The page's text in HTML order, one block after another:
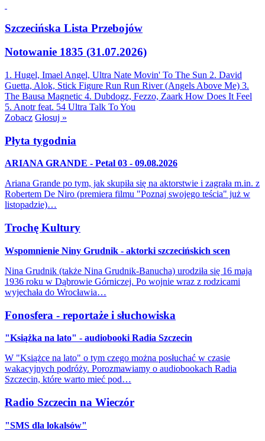
Szczecińska Lista Przebojów
Notowanie 1835 (31.07.2026)
1. Hugel, Imael Angel, Ultra Nate Movin' To The Sun 2. David
Guetta, Alok, Stick Figure Run Run River (Angels Above Me) 3.
The Bausa Magnetic 4. Dubdogz, Fezzo, Zaark How Does It Feel
5. Anotr feat. 54 Ultra Talk To You
Zobacz Głosuj »
Płyta tygodnia
ARIANA GRANDE - Petal 03 - 09.08.2026
Ariana Grande po tym, jak skupiła się na aktorstwie i zagrała m.in. z
Robertem De Niro (premiera filmu "Poznaj swojego teścia" już w
listopadzie)…
Trochę Kultury
Wspomnienie Niny Grudnik - aktorki szczecińskich scen
Nina Grudnik (także Nina Grudnik-Banucha) urodziła się 16 maja
1936 roku w Dąbrowie Górniczej. Po wojnie wraz z rodzicami
wyjechała do Wrocławia…
Fonosfera - reportaże i słuchowiska
"Książka na lato" - audiobooki Radia Szczecin
W "Książce na lato" o tym czego można posłuchać w czasie
wakacyjnych podróży. Porozmawiamy o audiobookach Radia
Szczecin, które warto mieć pod…
Radio Szczecin na Wieczór
"SMS dla lokalsów"